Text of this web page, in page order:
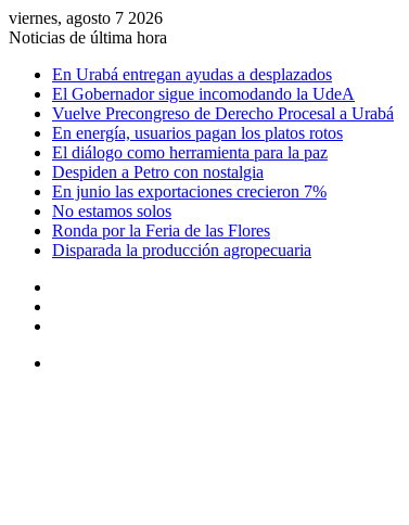
viernes, agosto 7 2026
Noticias de última hora
En Urabá entregan ayudas a desplazados
El Gobernador sigue incomodando la UdeA
Vuelve Precongreso de Derecho Procesal a Urabá
En energía, usuarios pagan los platos rotos
El diálogo como herramienta para la paz
Despiden a Petro con nostalgia
En junio las exportaciones crecieron 7%
No estamos solos
Ronda por la Feria de las Flores
Disparada la producción agropecuaria